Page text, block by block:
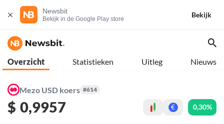
Newsbit
Bekijk in de Google Play store
Bekijk
Overzicht Statistieken Uitleg Nieuws
Mezo USD koers #614
$ 0,9957 € 0,30%